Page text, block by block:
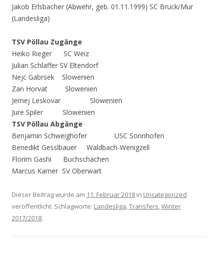
Jakob Erlsbacher (Abwehr, geb. 01.11.1999) SC Bruck/Mur
(Landesliga)
TSV Pöllau Zugänge
Heiko Rieger SC Weiz
Julian Schlaffer SV Eltendorf
Nejc Gabrsek Slowenien
Zan Horvat Slowenien
Jernej Leskovar Slowenien
Jure Spiler Slowenien
TSV Pöllau Abgänge
Benjamin Schweighofer USC Sonnhofen
Benedikt Gesslbauer Waldbach-Wenigzell
Florim Gashi Buchschachen
Marcus Karner SV Oberwart
Dieser Beitrag wurde am 11. Februar 2018 in Uncategorized
veröffentlicht. Schlagworte: Landesliga,Transfers,Winter
2017/2018.